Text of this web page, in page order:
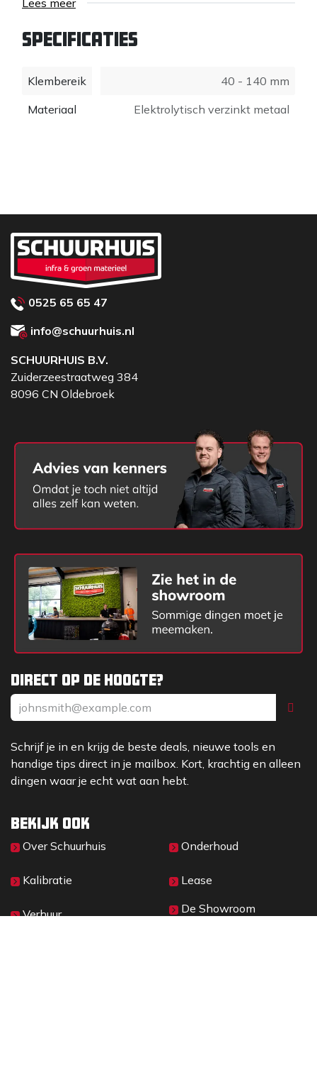
stevige, slipvrije grip zonder je materiaal te
de bouwplaats of in de bestrating.
Rubberen gripbekkenvoor optimale houvast
Eenvoudig verstelbaarvoor snel en efficiënt
werken
Lees meer
Specificaties
Klembereik
40 - 140 mm
Materiaal
Elektrolytisch verzinkt metaal
Direct op de hoogte?
Schrijf je in en krijg de beste deals, nieuwe tools en
handige tips direct in je mailbox. Kort, krachtig en alleen
dingen waar je echt wat aan hebt.
Bekijk ook
Over Sc​huurhuis
Kalibratie
Verhuur
Onderhoud
Lease
De Showroom
0525 65 65 47
info@schuurhuis.nl
SCHUURHUIS B.V.
Zuiderzeestraatweg 384
8096 CN Oldebroek